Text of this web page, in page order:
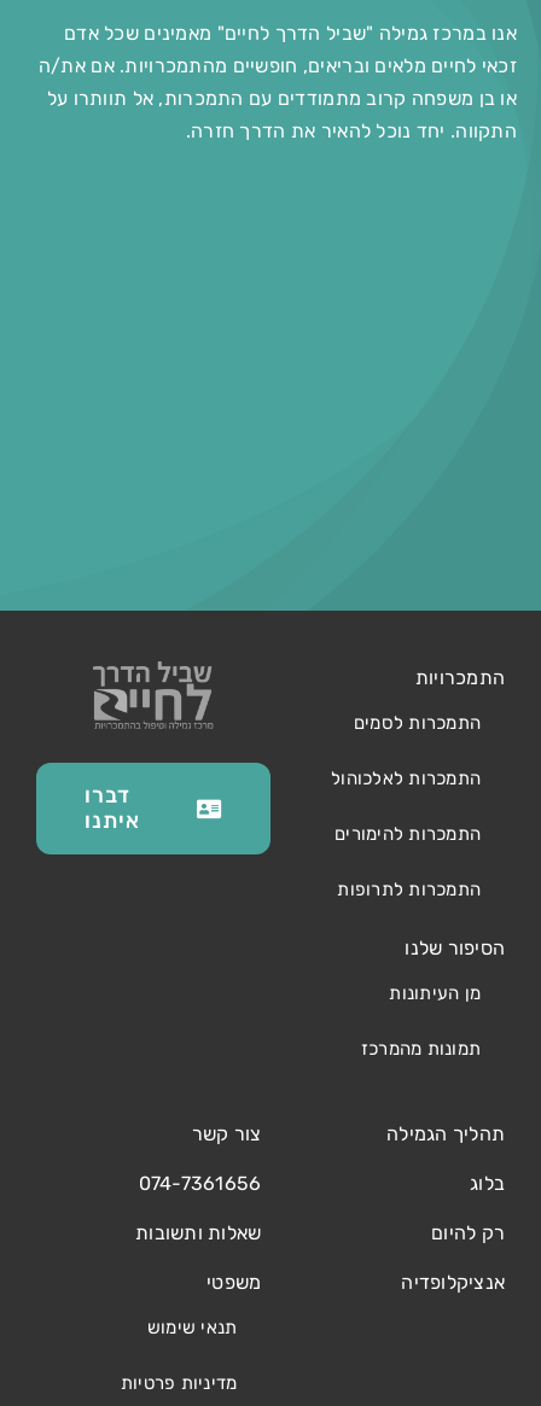
אנו במרכז גמילה "שביל הדרך לחיים" מאמינים שכל אדם
זכאי לחיים מלאים ובריאים, חופשיים מהתמכרויות. אם את/ה
או בן משפחה קרוב מתמודדים עם התמכרות, אל תוותרו על
התקווה. יחד נוכל להאיר את הדרך חזרה.
התמכרויות
התמכרות לסמים
התמכרות לאלכוהול
התמכרות להימורים
התמכרות לתרופות
הסיפור שלנו
מן העיתונות
תמונות מהמרכז
תהליך הגמילה
בלוג
רק להיום
אנציקלופדיה
צור קשר
074-7361656
שאלות ותשובות
משפטי
תנאי שימוש
מדיניות פרטיות
דברו
איתנו